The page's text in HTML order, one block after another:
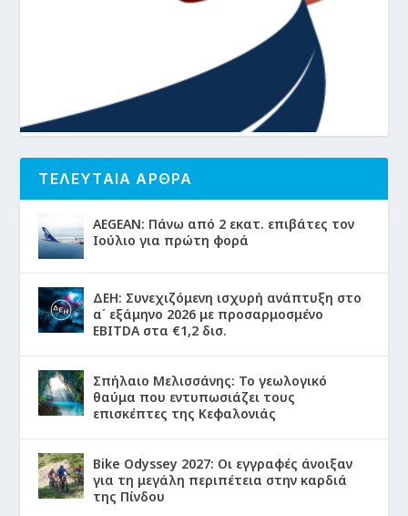
ΤΕΛΕΥΤΑΙΑ ΑΡΘΡΑ
AEGEAN: Πάνω από 2 εκατ. επιβάτες τον
Ιούλιο για πρώτη φορά
ΔΕΗ: Συνεχιζόμενη ισχυρή ανάπτυξη στο
α΄ εξάμηνο 2026 με προσαρμοσμένο
EBITDA στα €1,2 δισ.
Σπήλαιο Μελισσάνης: Το γεωλογικό
θαύμα που εντυπωσιάζει τους
επισκέπτες της Κεφαλονιάς
Bike Odyssey 2027: Οι εγγραφές άνοιξαν
για τη μεγάλη περιπέτεια στην καρδιά
της Πίνδου